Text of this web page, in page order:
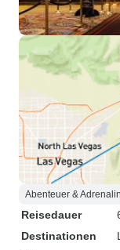
Abenteuer & Adrenalin
Reisedauer
Destinationen